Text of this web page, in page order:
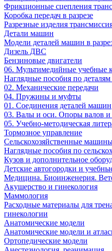
Фрикционные сцепления
Коробка передач в разрезе
Разрезные изделия
Детали машин
Модели деталей машин в
Дизель ДВС
Бензиновые двигатели
06. Мультимедийные учебные
Наглядные пособия по
02. Механические передачи
04. Пружины и муфты
01. Соединения деталей машин
03. Валы и оси. Опоры валов и
05. Учебно-методическая
Тормозное управление
Сельскохозяйственные
Наглядные пособия по
Кузов и дополнительное
Детские автогородки и
Медицина. Биоинженерия.
Акушерство и гинекология
Маммология
Расходные материалы для
гинекологии
Анатомические модели
Анатомические модели и
Ортопедические модели